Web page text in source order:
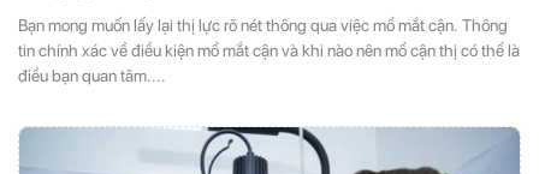
Bạn mong muốn lấy lại thị lực rõ nét thông qua việc mổ mắt cận. Thông
tin chính xác về điều kiện mổ mắt cận và khi nào nên mổ cận thị có thể là
điều bạn quan tâm....